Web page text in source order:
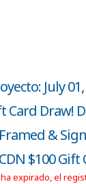
July 01,
Card Draw!
&
$100 Gift
expirado, el